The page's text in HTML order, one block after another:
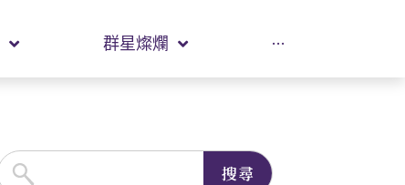
群星燦爛 ···
搜尋